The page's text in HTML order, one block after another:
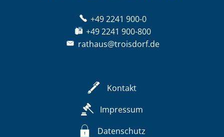
+49 2241 900-0
+49 2241 900-800
rathaus@troisdorf.de
Kontakt
Impressum
Datenschutz